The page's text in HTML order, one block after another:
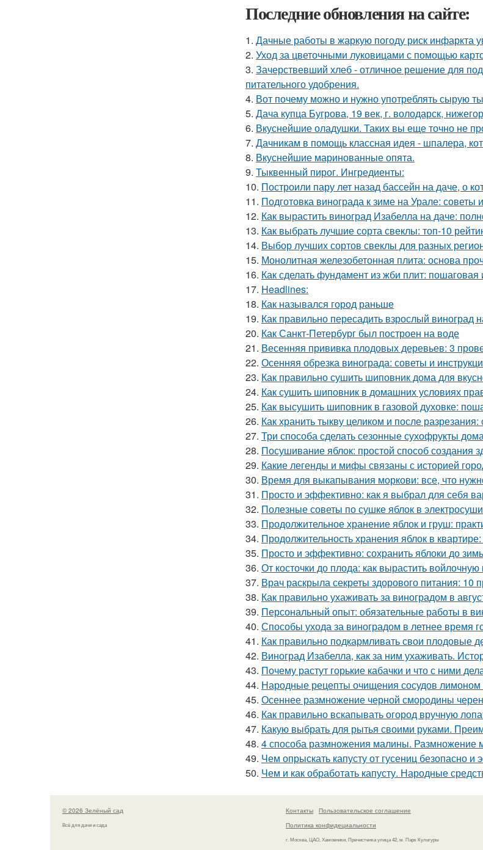
Последние обновления на сайте:
1. Дачные работы в жаркую погоду риск инфаркта
2. Уход за цветочными луковицами с помощью
3. Зачерствевший хлеб - отличное решение для
питательного удобрения.
4. Вот почему можно и нужно употреблять сырую
5. Дача купца Бугрова, 19 век, г. володарск,
6. Вкуснейшие оладушки. Таких вы еще точно не
7. Дачникам в помощь классная идея - шпалера,
8. Вкуснейшие маринованные опята.
9. Тыквенный пирог. Ингредиенты:
10. Построили пару лет назад бассейн на даче, о
11. Подготовка винограда к зиме на Урале: советы
12. Как вырастить виноград Изабелла на даче:
13. Как выбрать лучшие сорта свеклы: топ-10
14. Выбор лучших сортов свеклы для разных
15. Монолитная железобетонная плита: основа
16. Как сделать фундамент из жби плит: пошаговая
17. Headlines:
18. Как назывался город раньше
19. Как правильно пересадить взрослый виноград
20. Как Санкт-Петербург был построен на воде
21. Весенняя прививка плодовых деревьев: 3
22. Осенняя обрезка винограда: советы и
23. Как правильно сушить шиповник дома для
24. Как сушить шиповник в домашних условиях
25. Как высушить шиповник в газовой духовке:
26. Как хранить тыкву целиком и после
27. Три способа сделать сезонные сухофрукты
28. Посушивание яблок: простой способ создания
29. Какие легенды и мифы связаны с историей
30. Время для выкапывания моркови: все, что
31. Просто и эффективно: как я выбрал для себя
32. Полезные советы по сушке яблок в
33. Продолжительное хранение яблок и груш:
34. Продолжительность хранения яблок в
35. Просто и эффективно: сохранить яблоки до
36. От косточки до плода: как вырастить
37. Врач раскрыла секреты здорового питания: 10
38. Как правильно ухаживать за виноградом в
39. Персональный опыт: обязательные работы в
40. Способы ухода за виноградом в летнее время
41. Как правильно подкармливать свои плодовые
42. Виноград Изабелла, как за ним ухаживать.
43. Почему растут горькие кабачки и что с ними
44. Народные рецепты очищения сосудов лимоном
45. Осеннее размножение черной смородины
46. Как правильно вскапывать огород вручную
47. Какую выбрать для рытья своими руками.
48. 4 способа размножения малины. Размножение
49. Чем опрыскать капусту от гусениц безопасно и
50. Чем и как обработать капусту. Народные
© 2026 Зелёный сад
Всё для дачи и сада
Контакты
Пользовательское соглашение
Политика конфидециальности
г. Москва, ЦАО, Хамовники, Пречистенка улица 42, м. Парк Культуры